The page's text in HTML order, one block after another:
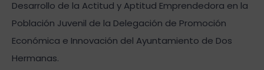
Desarrollo de la Actitud y Aptitud Emprendedora en la
Población Juvenil de la Delegación de Promoción
Económica e Innovación del Ayuntamiento de Dos
Hermanas.